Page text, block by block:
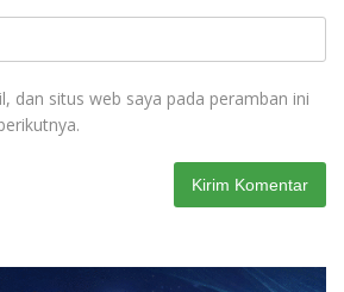
dan situs web saya pada peramban ini